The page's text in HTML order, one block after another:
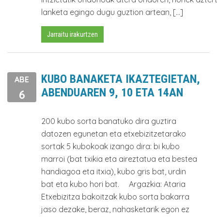
lanketa egingo dugu guztion artean, […]
Jarraitu irakurtzen
ABE
6
KUBO BANAKETA IKAZTEGIETAN,
ABENDUAREN 9, 10 ETA 14AN
200 kubo sorta banatuko dira guztira
datozen egunetan eta etxebizitzetarako
sortak 5 kubokoak izango dira: bi kubo
marroi (bat txikia eta aireztatua eta bestea
handiagoa eta itxia), kubo gris bat, urdin
bat eta kubo hori bat. Argazkia: Ataria
Etxebizitza bakoitzak kubo sorta bakarra
jaso dezake, beraz, nahasketarik egon ez